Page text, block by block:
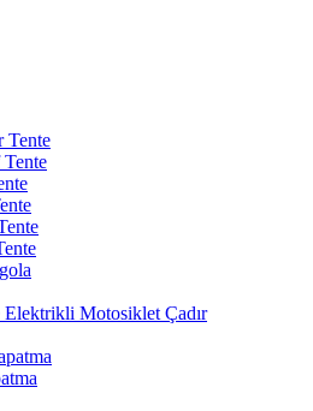
Tente
Elektrikli Motosiklet Çadır